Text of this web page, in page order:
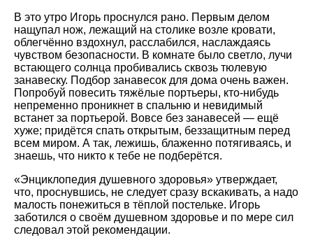
В это утро Игорь проснулся рано. Первым делом
нащупал нож, лежащий на столике возле кровати,
облегчённо вздохнул, расслабился, наслаждаясь
чувством безопасности. В комнате было светло, лучи
встающего солнца пробивались сквозь тюлевую
занавеску. Подбор занавесок для дома очень важен.
Попробуй повесить тяжёлые портьеры, кто-нибудь
непременно проникнет в спальню и невидимый
встанет за портьерой. Вовсе без занавесей — ещё
хуже; придётся спать открытым, беззащитным перед
всем миром. А так, лежишь, блаженно потягиваясь, и
знаешь, что никто к тебе не подберётся.
«Энциклопедия душевного здоровья» утверждает,
что, проснувшись, не следует сразу вскакивать, а надо
малость понежиться в тёплой постельке. Игорь
заботился о своём душевном здоровье и по мере сил
следовал этой рекомендации.